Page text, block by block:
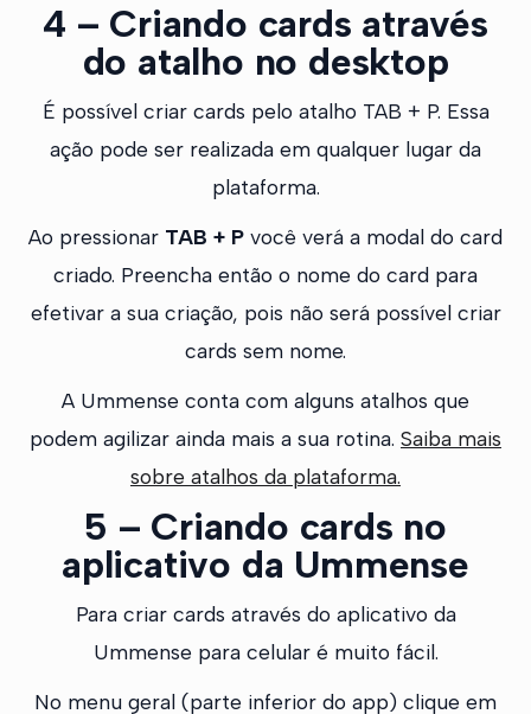
4 – Criando cards através
do atalho no desktop
É possível criar cards pelo atalho TAB + P. Essa
ação pode ser realizada em qualquer lugar da
plataforma.
Ao pressionar TAB + P você verá a modal do card
criado. Preencha então o nome do card para
efetivar a sua criação, pois não será possível criar
cards sem nome.
A Ummense conta com alguns atalhos que
podem agilizar ainda mais a sua rotina. Saiba mais
sobre atalhos da plataforma.
5 – Criando cards no
aplicativo da Ummense
Para criar cards através do aplicativo da
Ummense para celular é muito fácil.
No menu geral (parte inferior do app) clique em